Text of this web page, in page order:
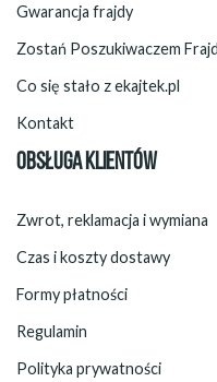
Gwarancja frajdy
Zostań Poszukiwaczem
Co się stało z ekajtek.pl
Kontakt
OBSŁUGA KLIENTÓW
Zwrot, reklamacja i wymiana
Czas i koszty dostawy
Formy płatności
Regulamin
Polityka prywatności